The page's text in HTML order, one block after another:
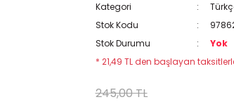
Kategori
Stok Kodu
Stok Durumu
Yok
* 21,49 TL den başlayan
245,00 TL